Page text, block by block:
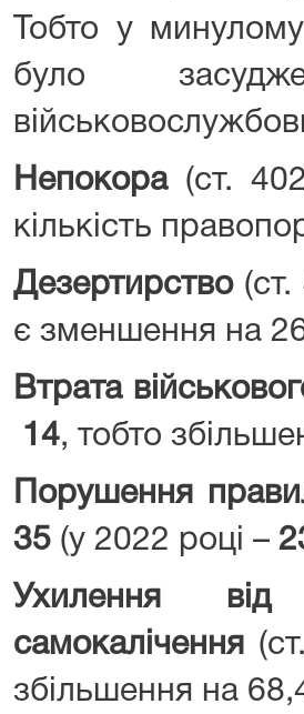
Тобто у
було
Непокора (ст.
кількість
Дезертирство(ст.
є зменшення на
Втрата
14, тобто
Порушення
35 (у 2022 році –
Ухилення
самокалічення
збільшення на